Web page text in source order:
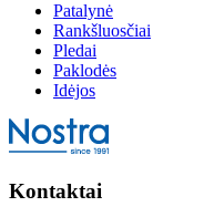
Patalynė
Rankšluosčiai
Pledai
Paklodės
Idėjos
Kontaktai